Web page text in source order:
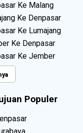
Ke Malang
Ke Denpasar
Ke Lumajang
Ke Denpasar
Ke Jember
Populer